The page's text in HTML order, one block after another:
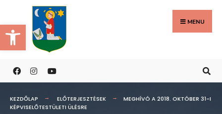
Eszköztár megnyitása
to
content
MENU
KEZDŐLAP ELŐTERJESZTÉSEK
MEGHÍVÓ A 2018. OKTÓBER 31-I
KÉPVISELŐTESTÜLETI ÜLÉSRE
Search